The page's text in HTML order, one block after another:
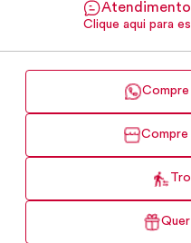
Clique aqui para
Compre